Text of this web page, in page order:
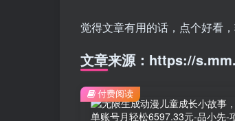
觉得文章有用的话，点个好看
文章来源：https://
付费阅读